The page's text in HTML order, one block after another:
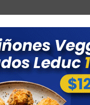
$60 *Puede
Promociones